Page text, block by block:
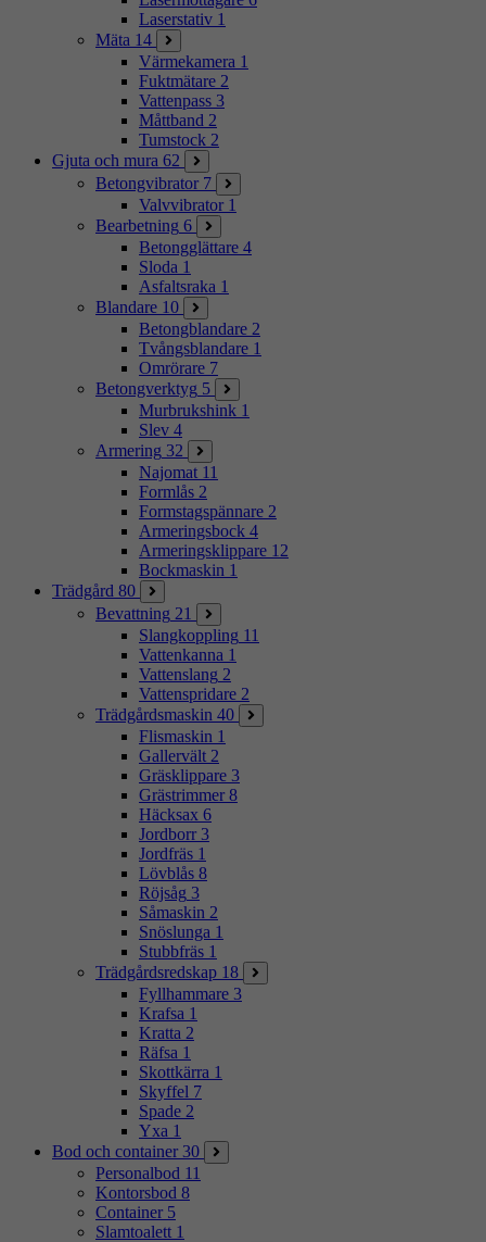
Laserstativ 1
Mäta 14
Värmekamera 1
Fuktmätare 2
Vattenpass 3
Måttband 2
Tumstock 2
Gjuta och mura 62
Betongvibrator 7
Valvvibrator 1
Bearbetning 6
Betongglättare 4
Sloda 1
Asfaltsraka 1
Blandare 10
Betongblandare 2
Tvångsblandare 1
Omrörare 7
Betongverktyg 5
Murbrukshink 1
Slev 4
Armering 32
Najomat 11
Formlås 2
Formstagspännare 2
Armeringsbock 4
Armeringsklippare 12
Bockmaskin 1
Trädgård 80
Bevattning 21
Slangkoppling 11
Vattenkanna 1
Vattenslang 2
Vattenspridare 2
Trädgårdsmaskin 40
Flismaskin 1
Gallervält 2
Gräsklippare 3
Grästrimmer 8
Häcksax 6
Jordborr 3
Jordfräs 1
Lövblås 8
Röjsåg 3
Såmaskin 2
Snöslunga 1
Stubbfräs 1
Trädgårdsredskap 18
Fyllhammare 3
Krafsa 1
Kratta 2
Räfsa 1
Skottkärra 1
Skyffel 7
Spade 2
Yxa 1
Bod och container 30
Personalbod 11
Kontorsbod 8
Container 5
Slamtoalett 1